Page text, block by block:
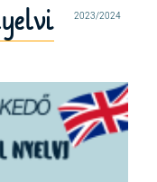
2023/2024